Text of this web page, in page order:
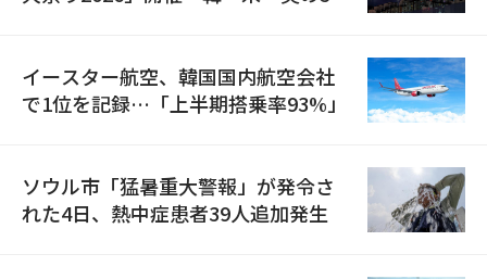
イースター航空、韓国国内航空会社
で1位を記録…「上半期搭乗率93%」
ソウル市「猛暑重大警報」が発令さ
れた4日、熱中症患者39人追加発生